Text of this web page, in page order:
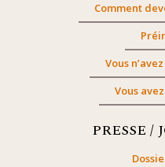
Comment
Vous
Vous
PRESSE /